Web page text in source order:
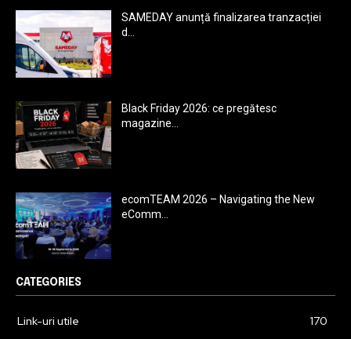
SAMEDAY anunță finalizarea tranzacției
d...
Black Friday 2026: ce pregătesc
magazine...
ecomTEAM 2026 – Navigating the New
eComm...
CATEGORIES
Link-uri utile
170